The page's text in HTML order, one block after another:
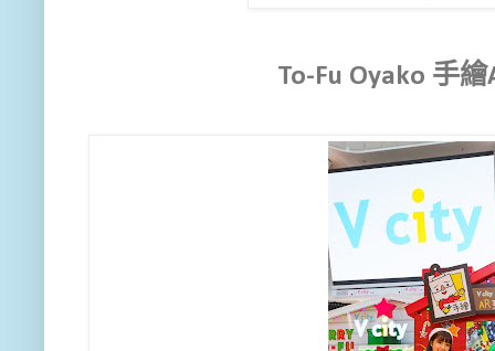
To-Fu Oyako 手